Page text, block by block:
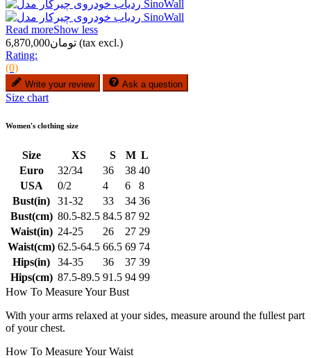
Read moreShow less
تومان6,870,000 (tax excl.)
Rating:
(0)
Write your review Ask a question
Size chart
Women's clothing size
Size XS S M L
Euro
32/34 36 38 40
USA
0/2 4 6
8
Bust(in)
31-32 33 34 36
Bust(cm) 80.5-82.5 84.5 87 92
Waist(in) 24-25 26 27 29
Waist(cm) 62.5-64.5 66.5 69 74
Hips(in)
34-35 36 37 39
Hips(cm) 87.5-89.5 91.5 94 99
How To Measure Your Bust
With your arms relaxed at your sides, measure around the fullest part
of your chest.
How To Measure Your Waist